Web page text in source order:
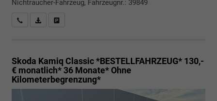
Nichtraucher-Fahrzeug, Fahrzeugnr.: 39849
Rückrufbitte absenden
PDF-Datei, Fahrzeugexposé drucken
Skoda Kamiq Classic *BESTELLFAHRZEUG* 130,-
€ monatlich* 36 Monate* Ohne
Kilometerbegrenzung*